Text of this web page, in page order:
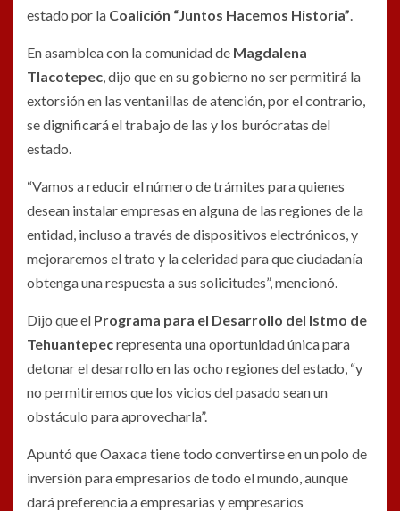
estado por la Coalición “Juntos Hacemos Historia”
En asamblea con la comunidad de Magdalena
Tlacotepec , dijo que en su gobierno no ser permitirá la
extorsión en las ventanillas de atención, por el contrario,
se dignificará el trabajo de las y los burócratas del
estado.
“Vamos a reducir el número de trámites para quienes
desean instalar empresas en alguna de las regiones de la
entidad, incluso a través de dispositivos electrónicos, y
mejoraremos el trato y la celeridad para que ciudadanía
obtenga una respuesta a sus solicitudes”, mencionó.
Dijo que el Programa para el Desarrollo del Istmo de
Tehuantepecrepresenta una oportunidad única para
detonar el desarrollo en las ocho regiones del estado, “y
no permitiremos que los vicios del pasado sean un
obstáculo para aprovecharla”.
Apuntó que Oaxaca tiene todo convertirse en un polo de
inversión para empresarios de todo el mundo, aunque
dará preferencia a empresarias y empresarios